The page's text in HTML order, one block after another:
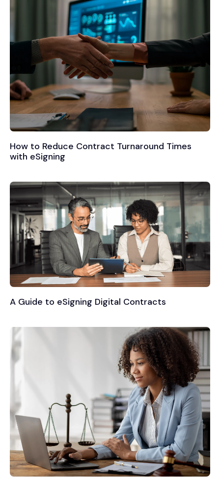
How to Reduce Contract Turnaround Times
with eSigning
A Guide to eSigning Digital Contracts